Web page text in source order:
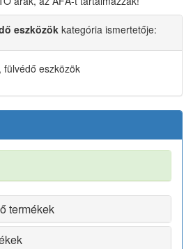
eszközök kategória ismertetője:
fülvédő eszközök
termékek